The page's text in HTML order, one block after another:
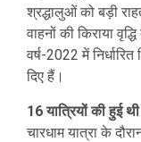
श्रद्धालुओं को बड़ी
वाहनों की किराया
वर्ष-2022 में
दिए हैं।
16 यात्रियों की हुई
चारधाम यात्रा के